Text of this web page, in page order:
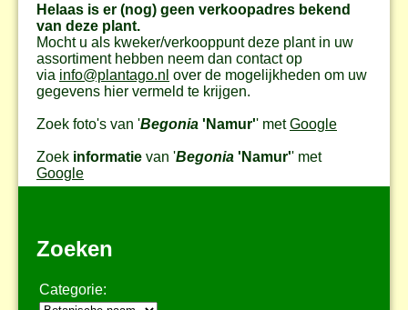
Helaas is er (nog) geen verkoopadres bekend
van deze plant.
Mocht u als kweker/verkooppunt deze plant in uw
assortiment hebben neem dan contact op
via info@plantago.nl over de mogelijkheden om uw
gegevens hier vermeld te krijgen.
Zoek foto's van 'Begonia 'Namur'' metGoogle
Zoek informatie van 'Begonia 'Namur'' met
Google
Zoeken
Categorie: